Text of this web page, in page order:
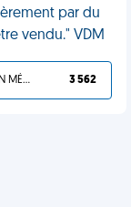
par du
vendu." VDM
TU L'AS BIEN MÉRITÉ 3 562